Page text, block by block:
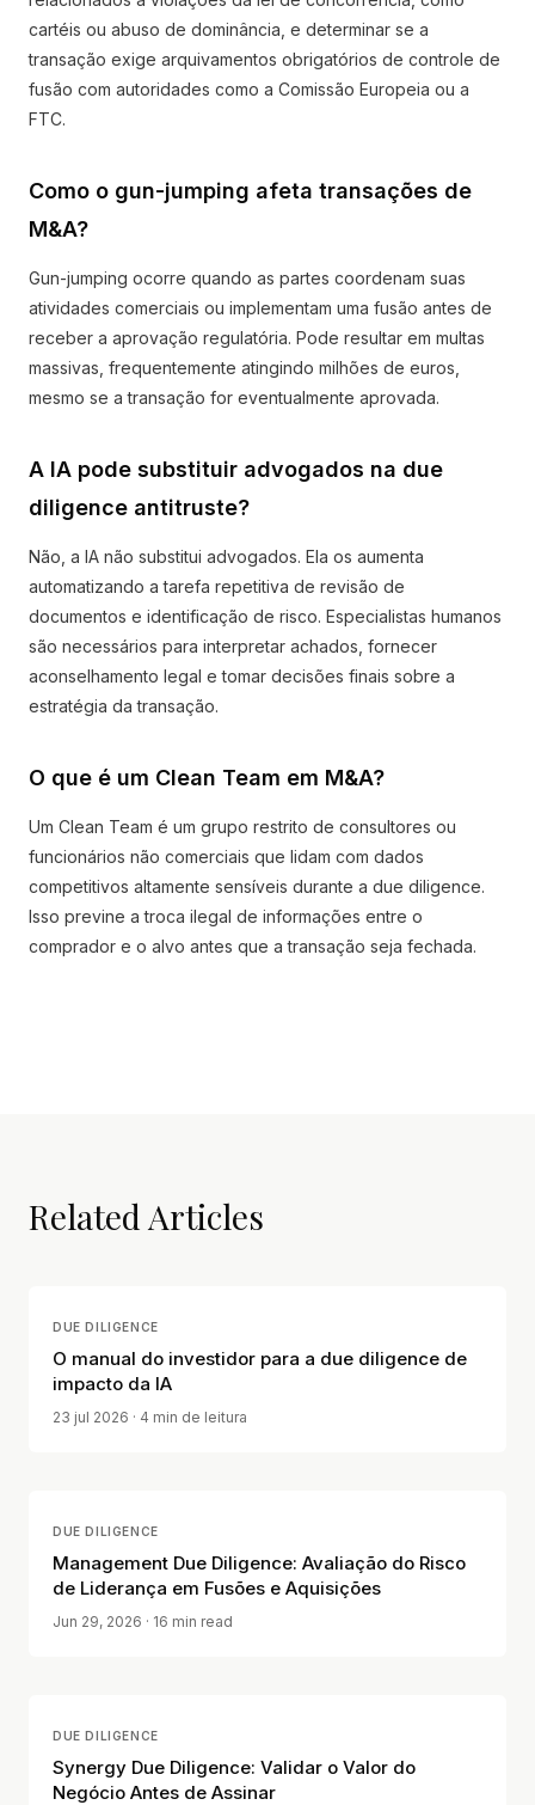
cartéis ou abuso de dominância, e determinar se a
transação exige arquivamentos obrigatórios de controle de
fusão com autoridades como a Comissão Europeia ou a
FTC.
Como o gun-jumping afeta transações de
M&A?
Gun-jumping ocorre quando as partes coordenam suas
atividades comerciais ou implementam uma fusão antes de
receber a aprovação regulatória. Pode resultar em multas
massivas, frequentemente atingindo milhões de euros,
mesmo se a transação for eventualmente aprovada.
A IA pode substituir advogados na due
diligence antitruste?
Não, a IA não substitui advogados. Ela os aumenta
automatizando a tarefa repetitiva de revisão de
documentos e identificação de risco. Especialistas humanos
são necessários para interpretar achados, fornecer
aconselhamento legal e tomar decisões finais sobre a
estratégia da transação.
O que é um Clean Team em M&A?
Um Clean Team é um grupo restrito de consultores ou
funcionários não comerciais que lidam com dados
competitivos altamente sensíveis durante a due diligence.
Isso previne a troca ilegal de informações entre o
comprador e o alvo antes que a transação seja fechada.
Related Articles
DUE DILIGENCE
O manual do investidor para a due diligence de
impacto da IA
23 jul 2026 · 4 min de leitura
DUE DILIGENCE
Management Due Diligence: Avaliação do Risco
de Liderança em Fusões e Aquisições
Jun 29, 2026 · 16 min read
DUE DILIGENCE
Synergy Due Diligence: Validar o Valor do
Negócio Antes de Assinar